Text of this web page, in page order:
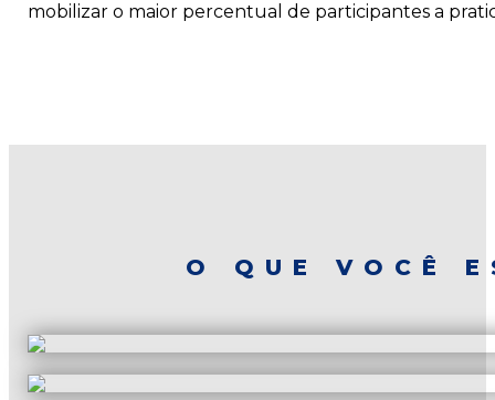
mobilizar o maior percentual de participantes a
O QUE VOCÊ